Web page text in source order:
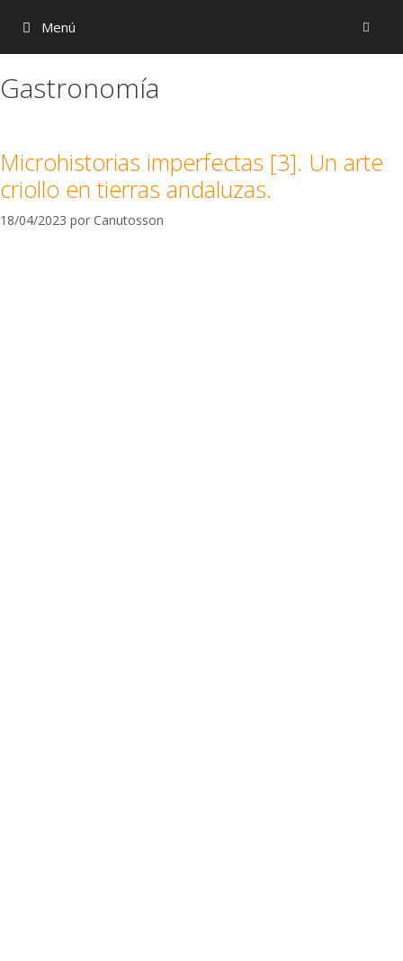
Menú
Gastronomía
Microhistorias imperfectas [3]. Un arte
criollo en tierras andaluzas.
18/04/2023 por Canutosson